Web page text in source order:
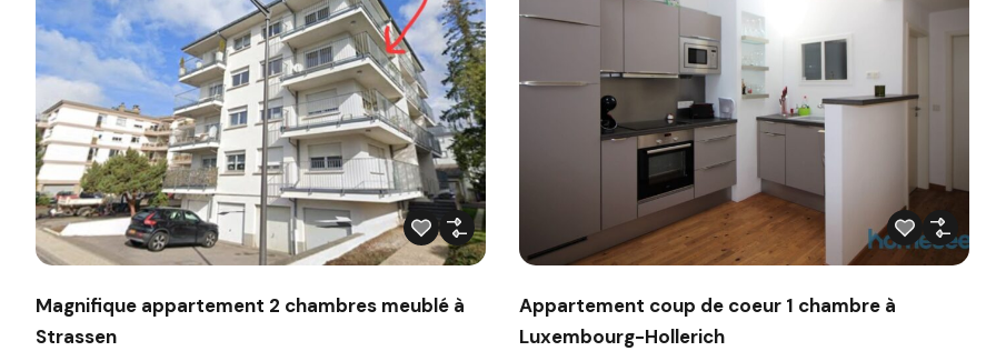
Magnifique appartement 2 chambres meublé à
Strassen
Appartement coup de coeur 1 chambre à
Luxembourg-Hollerich